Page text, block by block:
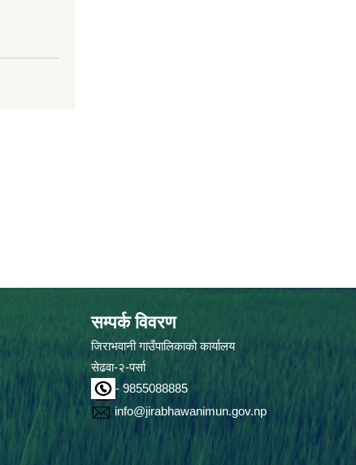
सम्पर्क विवरण
जिराभवानी गाउँपालिकाको कार्यालय
सेढवा-२-पर्सा
- 9855088885
info@jirabhawanimun.gov.np